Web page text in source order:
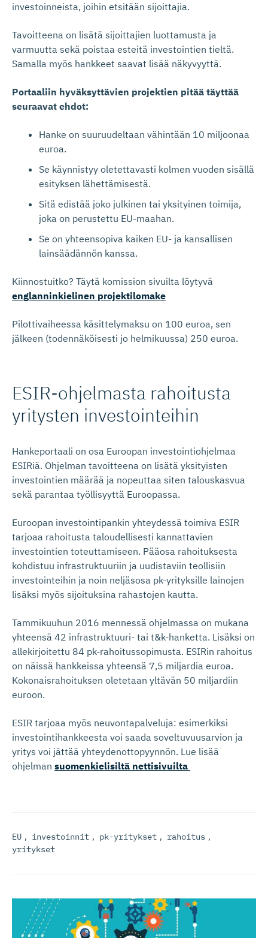
investoinneista, joihin etsitään sijoittajia.
Tavoitteena on lisätä sijoittajien luottamusta ja
varmuutta sekä poistaa esteitä investointien tieltä.
Samalla myös hankkeet saavat lisää näkyvyyttä.
Portaaliin hyväksyttävien projektien pitää täyttää
seuraavat ehdot:
Hanke on suuruudeltaan vähintään 10 miljoonaa
euroa.
Se käynnistyy oletettavasti kolmen vuoden sisällä
esityksen lähettämisestä.
Sitä edistää joko julkinen tai yksityinen toimija,
joka on perustettu EU-maahan.
Se on yhteensopiva kaiken EU- ja kansallisen
lainsäädännön kanssa.
Kiinnostuitko? Täytä komission sivuilta löytyvä
englanninkielinen projektilomake
Pilottivaiheessa käsittelymaksu on 100 euroa, sen
jälkeen (todennäköisesti jo helmikuussa) 250 euroa.
ESIR-ohjelmasta rahoitusta
yritysten investointeihin
Hankeportaali on osa Euroopan investointiohjelmaa
ESIRiä. Ohjelman tavoitteena on lisätä yksityisten
investointien määrää ja nopeuttaa siten talouskasvua
sekä parantaa työllisyyttä Euroopassa.
Euroopan investointipankin yhteydessä toimiva ESIR
tarjoaa rahoitusta taloudellisesti kannattavien
investointien toteuttamiseen. Pääosa rahoituksesta
kohdistuu infrastruktuuriin ja uudistaviin teollisiin
investointeihin ja noin neljäsosa pk-yrityksille lainojen
lisäksi myös sijoituksina rahastojen kautta.
Tammikuuhun 2016 mennessä ohjelmassa on mukana
yhteensä 42 infrastruktuuri- tai t&k-hanketta. Lisäksi on
allekirjoitettu 84 pk-rahoitussopimusta. ESIRin rahoitus
on näissä hankkeissa yhteensä 7,5 miljardia euroa.
Kokonaisrahoituksen oletetaan yltävän 50 miljardiin
euroon.
ESIR tarjoaa myös neuvontapalveluja: esimerkiksi
investointihankkeesta voi saada soveltuvuusarvion ja
yritys voi jättää yhteydenottopyynnön. Lue lisää
ohjelman suomenkielisiltä nettisivuilta
EU , investoinnit , pk-yritykset , rahoitus ,
yritykset